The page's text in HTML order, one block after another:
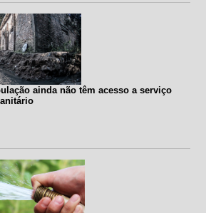
ainda não têm acesso a serviço